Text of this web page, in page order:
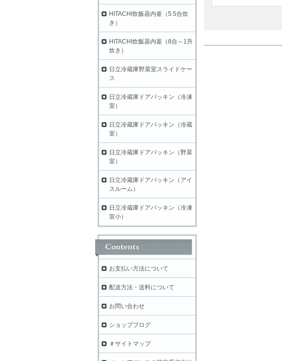
HITACHI炊飯器内釜（5.5合炊
き）
HITACHI炊飯器内釜（8合～1升
炊き）
日立冷蔵庫野菜室スライドケー
ス
日立冷蔵庫ドアパッキン（冷凍
室）
日立冷蔵庫ドアパッキン（冷蔵
室）
日立冷蔵庫ドアパッキン（野菜
室）
日立冷蔵庫ドアパッキン（アイ
スルーム）
日立冷蔵庫ドアパッキン（冷凍
室小）
お支払い方法について
配送方法・送料について
お問い合わせ
ショップブログ
＃サイトマップ